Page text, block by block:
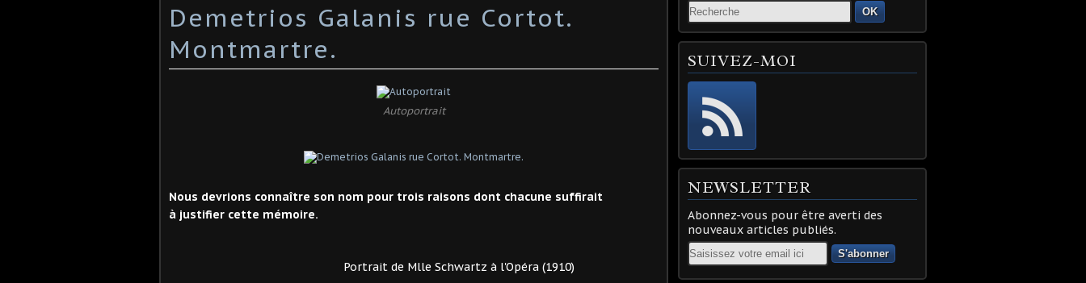
Demetrios Galanis rue Cortot.
Montmartre.
Autoportrait
Nous devrions connaître son nom pour trois raisons dont chacune suffirait
à justifier cette mémoire.
Portrait de Mlle Schwartz à l'Opéra (1910)
OK
SUIVEZ-MOI
NEWSLETTER
Abonnez-vous pour être averti des
nouveaux articles publiés.
Email